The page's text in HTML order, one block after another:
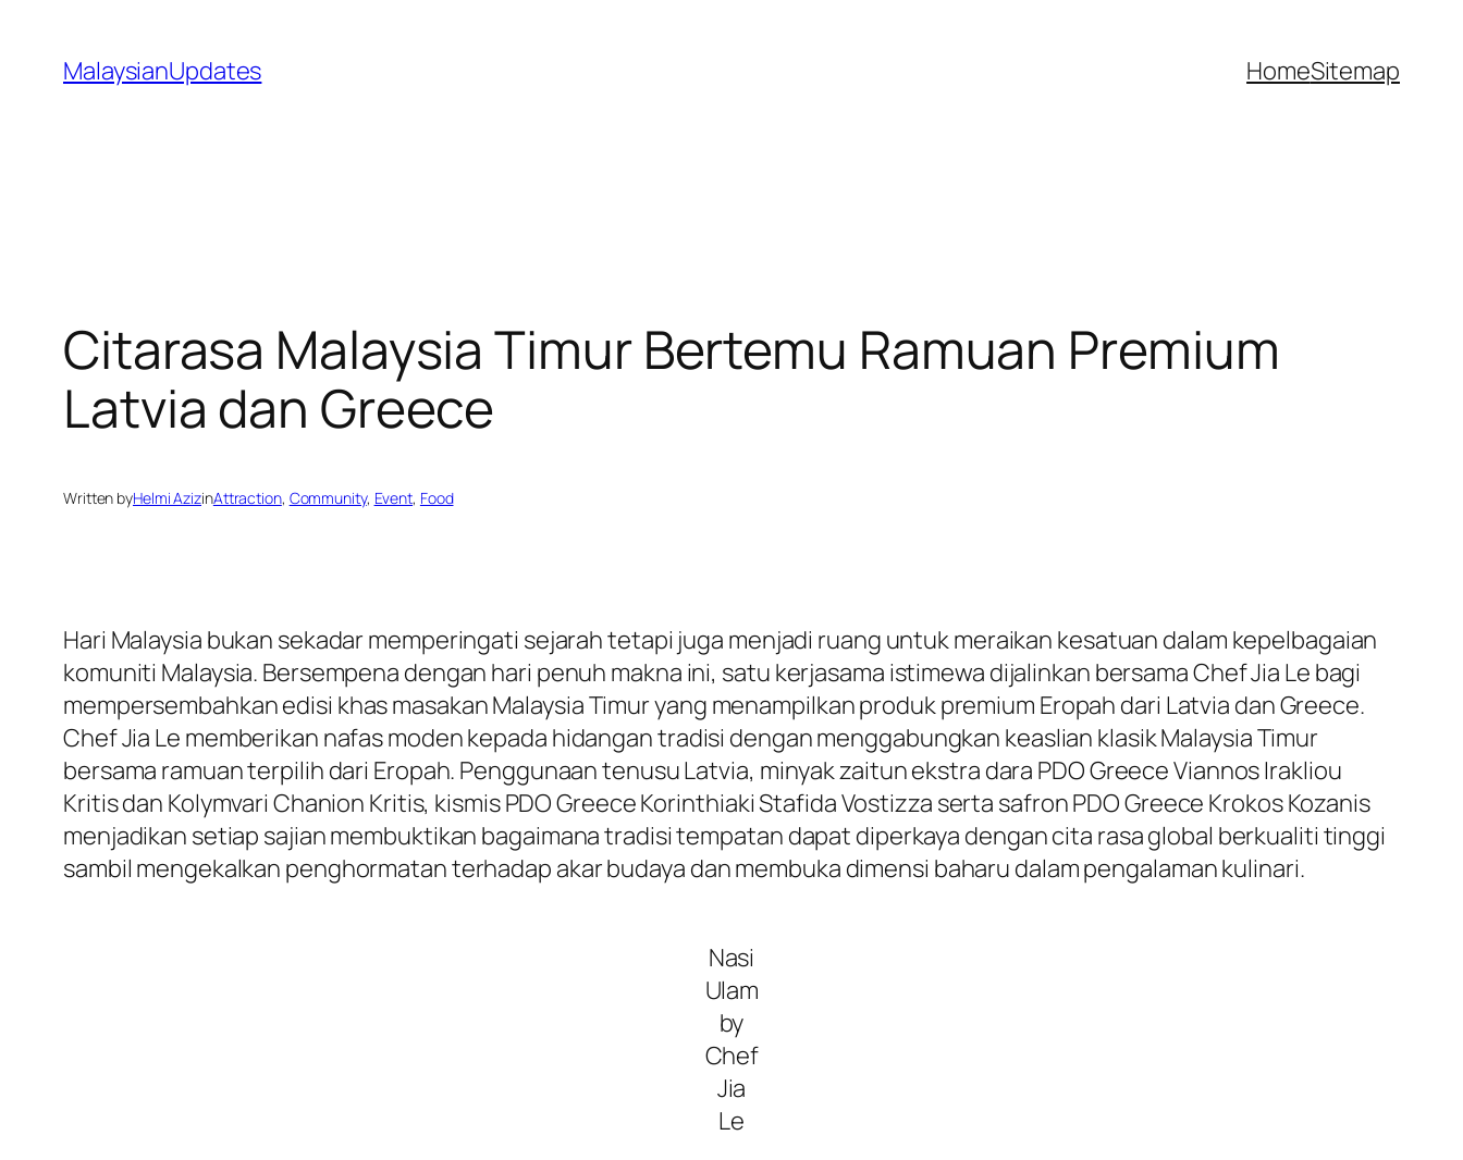
content
MalaysianUpdates HomeSitemap
Citarasa Malaysia Timur Bertemu Ramuan Premium
Latvia dan Greece
Written byHelmi AzizinAttraction, Community, Event, Food
Hari Malaysia bukan sekadar memperingati sejarah tetapi juga menjadi ruang untuk meraikan kesatuan dalam kepelbagaian
komuniti Malaysia. Bersempena dengan hari penuh makna ini, satu kerjasama istimewa dijalinkan bersama Chef Jia Le bagi
mempersembahkan edisi khas masakan Malaysia Timur yang menampilkan produk premium Eropah dari Latvia dan Greece.
Chef Jia Le memberikan nafas moden kepada hidangan tradisi dengan menggabungkan keaslian klasik Malaysia Timur
bersama ramuan terpilih dari Eropah. Penggunaan tenusu Latvia, minyak zaitun ekstra dara PDO Greece Viannos Irakliou
Kritis dan Kolymvari Chanion Kritis, kismis PDO Greece Korinthiaki Stafida Vostizza serta safron PDO Greece Krokos Kozanis
menjadikan setiap sajian membuktikan bagaimana tradisi tempatan dapat diperkaya dengan cita rasa global berkualiti tinggi
sambil mengekalkan penghormatan terhadap akar budaya dan membuka dimensi baharu dalam pengalaman kulinari.
Nasi
Ulam
by
Chef
Jia
Le